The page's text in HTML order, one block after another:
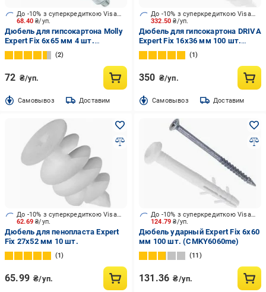
68.40₴/уп.
До -10% з суперкредиткою Visa Вигода
Дюбель для гипсокартона Molly
Expert Fix 6x65 мм 4 шт.
(BMOL;BMOL6X65be)
2
72 ₴/уп.
Cамовывоз Доставим
332.50₴/уп.
До -10% з суперкредиткою Visa Вигода
Дюбель для гипсокартона DRIVA
Expert Fix 16x36 мм 100 шт.
(DRN28me)
1
350 ₴/уп.
Cамовывоз Доставим
62.69₴/уп.
До -10% з суперкредиткою Visa Вигода
Дюбель для пенопласта Expert
Fix 27x52 мм 10 шт.
1
65.99 ₴/уп.
124.79₴/уп.
До -10% з суперкредиткою Visa Вигода
Дюбель ударный Expert Fix 6x60
мм 100 шт. (CMKY6060me)
11
131.36 ₴/уп.